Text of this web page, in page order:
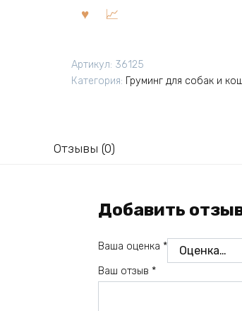
Артикул: 36125
Категория: Груминг для собак и
Отзывы (0)
Добавить
Ваша оценка *
Ваш отзыв *